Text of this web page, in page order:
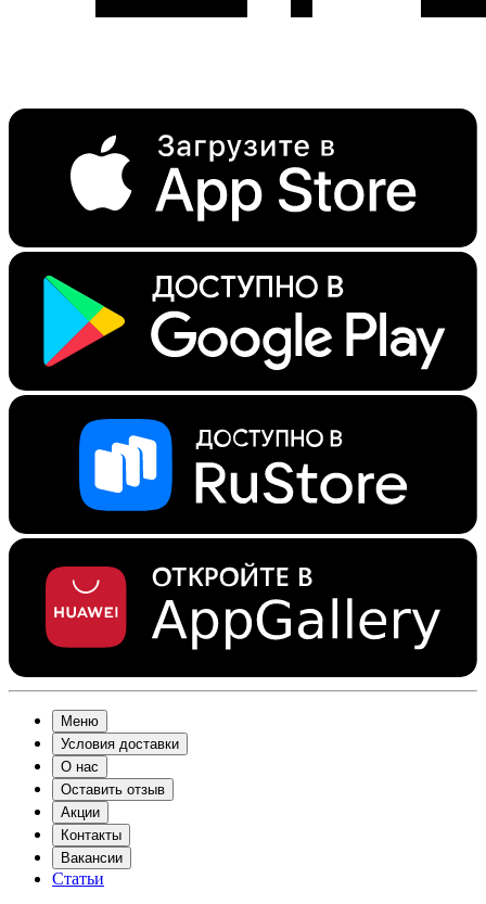
Меню
Условия доставки
О нас
Оставить отзыв
Акции
Контакты
Вакансии
Статьи